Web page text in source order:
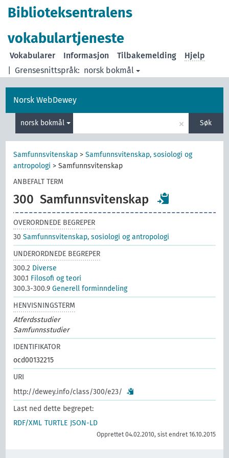
Biblioteksentralens
vokabulartjeneste
Grensesnittspråk: norsk bokmål
Vokabularer Informasjon Tilbakemelding Hjelp
Norsk WebDewey
norsk bokmål × Søk
Samfunnsvitenskap >Samfunnsvitenskap, sosiologi og
antropologi >Samfunnsvitenskap
ANBEFALT TERM
300 Samfunnsvitenskap
OVERORDNEDE BEGREPER
30Samfunnsvitenskap, sosiologi og antropologi
UNDERORDNEDE BEGREPER
300.2 Diverse
300.1 Filosofi og teori
300.3-300.9Generell forminndeling
HENVISNINGSTERM
Atferdsstudier
Samfunnsstudier
IDENTIFIKATOR
ocd00132215
URI
http://dewey.info/class/300/e23/
Last ned dette begrepet:
RDF/XML TURTLE JSON-LD
Opprettet 04.02.2010, sist endret 16.10.2015